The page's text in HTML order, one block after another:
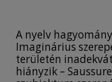
A nyelv
Imaginárius
területén
hiányzik –